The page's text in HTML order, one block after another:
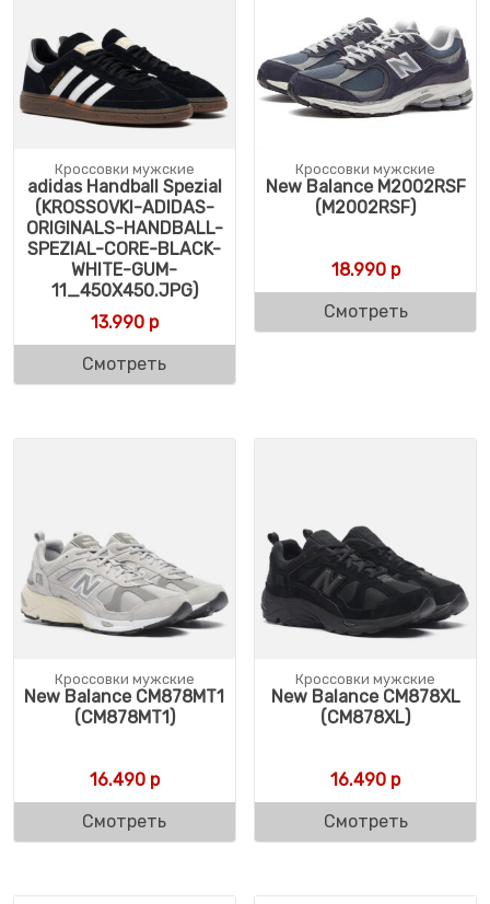
Кроссовки мужские
adidas Handball Spezial
(KROSSOVKI-ADIDAS-
ORIGINALS-HANDBALL-
SPEZIAL-CORE-BLACK-
WHITE-GUM-
11_450X450.JPG)
13.990р
Смотреть
Кроссовки мужские
New Balance M2002RSF
(M2002RSF)
18.990р
Смотреть
Кроссовки мужские
New Balance CM878MT1
(CM878MT1)
16.490р
Смотреть
Кроссовки мужские
New Balance CM878XL
(CM878XL)
16.490 р
Смотреть